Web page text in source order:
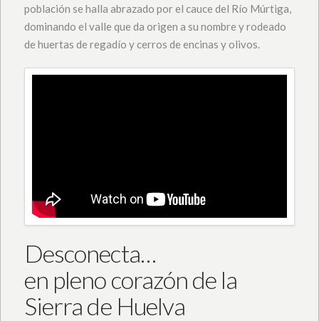
población se halla abrazado por el cauce del Río Múrtiga,
dominando el valle que da origen a su nombre y rodeado
de huertas de regadío y cerros de encinas y olivos.
Desconecta…
en pleno corazón de la
Sierra de Huelva